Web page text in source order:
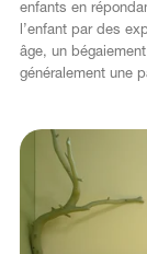
enfants en
l’enfant par des
âge, un
généralement une